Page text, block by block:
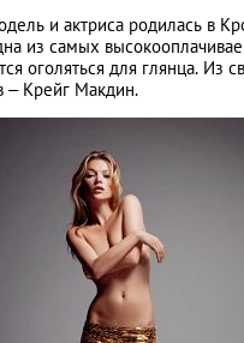
и актриса родилась в
из самых
оголяться для глянца. Из
– Крейг Макдин.